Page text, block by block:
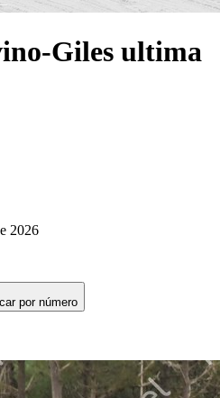
Giles ultima
2026
por número